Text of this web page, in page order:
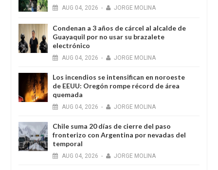
AUG 04, 2026 - JORGE MOLINA
Condenan a 3 años de cárcel al alcalde de
Guayaquil por no usar su brazalete
electrónico
AUG 04, 2026 - JORGE MOLINA
Los incendios se intensifican en noroeste
de EEUU: Oregón rompe récord de área
quemada
AUG 04, 2026 - JORGE MOLINA
Chile suma 20 días de cierre del paso
fronterizo con Argentina por nevadas del
temporal
AUG 04, 2026 - JORGE MOLINA